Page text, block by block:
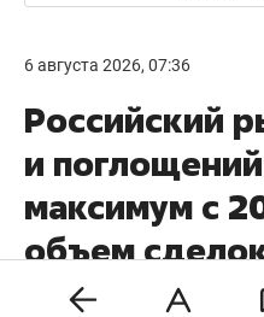
6 августа 2026, 07:36
Российский
и
максимум с
объем
вырос почти